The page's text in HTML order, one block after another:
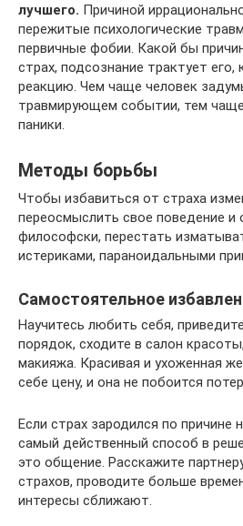
лучшего. Причиной
пережитые психологические
первичные фобии. Какой бы
страх, подсознание трактует его,
реакцию. Чем чаще человек
травмирующем событии, тем
паники.
Методы борьбы
Чтобы избавиться от страха
переосмыслить свое поведение и
философски, перестать
истериками, параноидальными
Самостоятельное
Научитесь любить себя,
порядок, сходите в салон
макияжа. Красивая и ухоженная
себе цену, и она не побоится
Если страх зародился по причине
самый действенный способ в
это общение. Расскажите
страхов, проводите больше
интересы сближают.